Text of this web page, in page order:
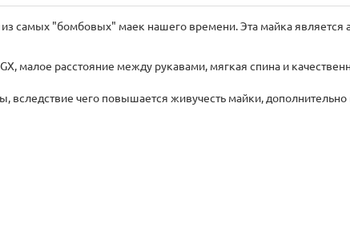
самых "бомбовых" маек нашего времени. Эта майка является
малое расстояние между рукавами, мягкая спина и
вследствие чего повышается живучесть майки,